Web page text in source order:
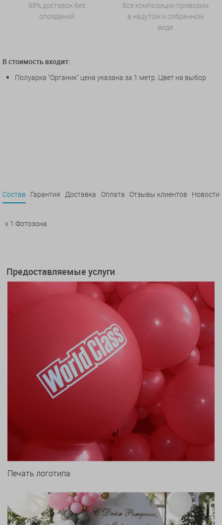
98% доставок без
опозданий
Все композиции привозим
в надутом и собранном
виде
В стоимость входит:
Полуарка "Органик" цена указана за 1 метр. Цвет на выбор
Состав Гарантия Доставка Оплата Отзывы клиентов Новости
x 1 Фотозона
Предоставляемые услуги
Печать логотипа